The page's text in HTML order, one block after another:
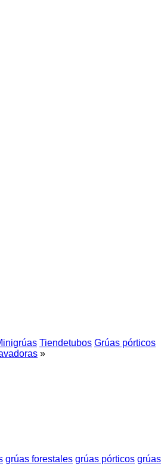
Tiendetubos Grúas pórticos
»
grúas forestales grúas pórticos grúas